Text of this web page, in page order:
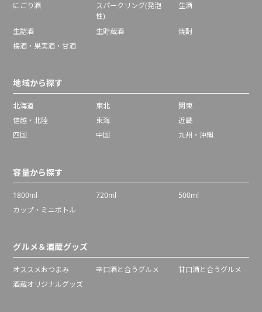
にごり酒
スパークリング(発泡
性)
生酒
生詰酒 生貯蔵酒
焼酎
梅酒・果実酒・甘酒
地域から探す
北海道 東北
関東
信越・北陸
東海
近畿
四国
中国 九州・沖縄
容量から探す
1800ml 720ml
500ml
カップ・ミニボトル
グルメ＆酒蔵グッズ
オススメおつまみ 辛口酒と合うグルメ
甘口酒と合うグルメ
酒蔵オリジナルグッズ